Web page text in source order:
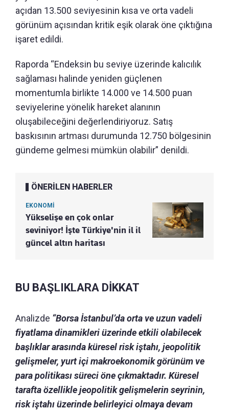
açıdan 13.500 seviyesinin kısa ve orta vadeli
görünüm açısından kritik eşik olarak öne çıktığına
işaret edildi.
Raporda “Endeksin bu seviye üzerinde kalıcılık
sağlaması halinde yeniden güçlenen
momentumla birlikte 14.000 ve 14.500 puan
seviyelerine yönelik hareket alanının
oluşabileceğini değerlendiriyoruz. Satış
baskısının artması durumunda 12.750 bölgesinin
gündeme gelmesi mümkün olabilir” denildi.
ÖNERİLEN HABERLER
EKONOMİ
Yükselişe en çok onlar
seviniyor! İşte Türkiye'nin il il
güncel altın haritası
BU BAŞLIKLARA DİKKAT
Analizde “Borsa İstanbul’da orta ve uzun vadeli
fiyatlama dinamikleri üzerinde etkili olabilecek
başlıklar arasında küresel risk iştahı, jeopolitik
gelişmeler, yurt içi makroekonomik görünüm ve
para politikası süreci öne çıkmaktadır. Küresel
tarafta özellikle jeopolitik gelişmelerin seyrinin,
risk iştahı üzerinde belirleyici olmaya devam